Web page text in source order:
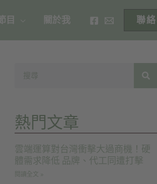
目 關於我 聯
熱門文章
雲端運算對台灣衝擊大過商機！硬
體需求降低 品牌、代工同遭打擊
閱讀全文 »